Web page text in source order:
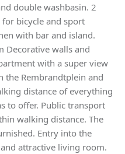
double washbasin. 2
bicycle and sport
with bar and island.
Decorative walls and
with a super view
the Rembrandtplein and
distance of everything
to offer. Public transport
walking distance. The
Entry into the
attractive living room.